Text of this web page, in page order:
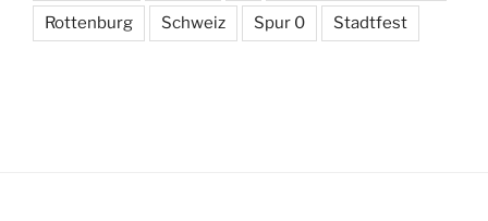
Rottenburg Schweiz Spur 0 Stadtfest